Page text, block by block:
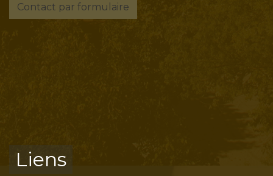
Contact par formulaire
Liens